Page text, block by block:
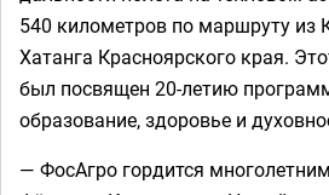
540 километров по маршруту из
Хатанга Красноярского края.
был посвящен 20-летию
образование, здоровье и
— ФосАгро гордится